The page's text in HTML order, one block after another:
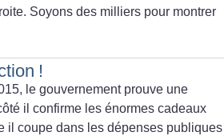
Soyons des milliers pour montrer
!
le gouvernement prouve une
il confirme les énormes cadeaux
il coupe dans les dépenses publiques